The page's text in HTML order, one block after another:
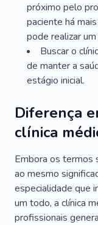
próximo pelo
paciente há
pode realizar
Buscar o
de manter a
estágio inicial.
Diferença
clínica
Embora os termos
ao mesmo
especialidade que
um todo, a clínica
profissionais